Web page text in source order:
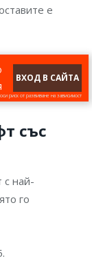
е
ВХОД В САЙТА
риск от развиване на зависимост
със
с най-
го